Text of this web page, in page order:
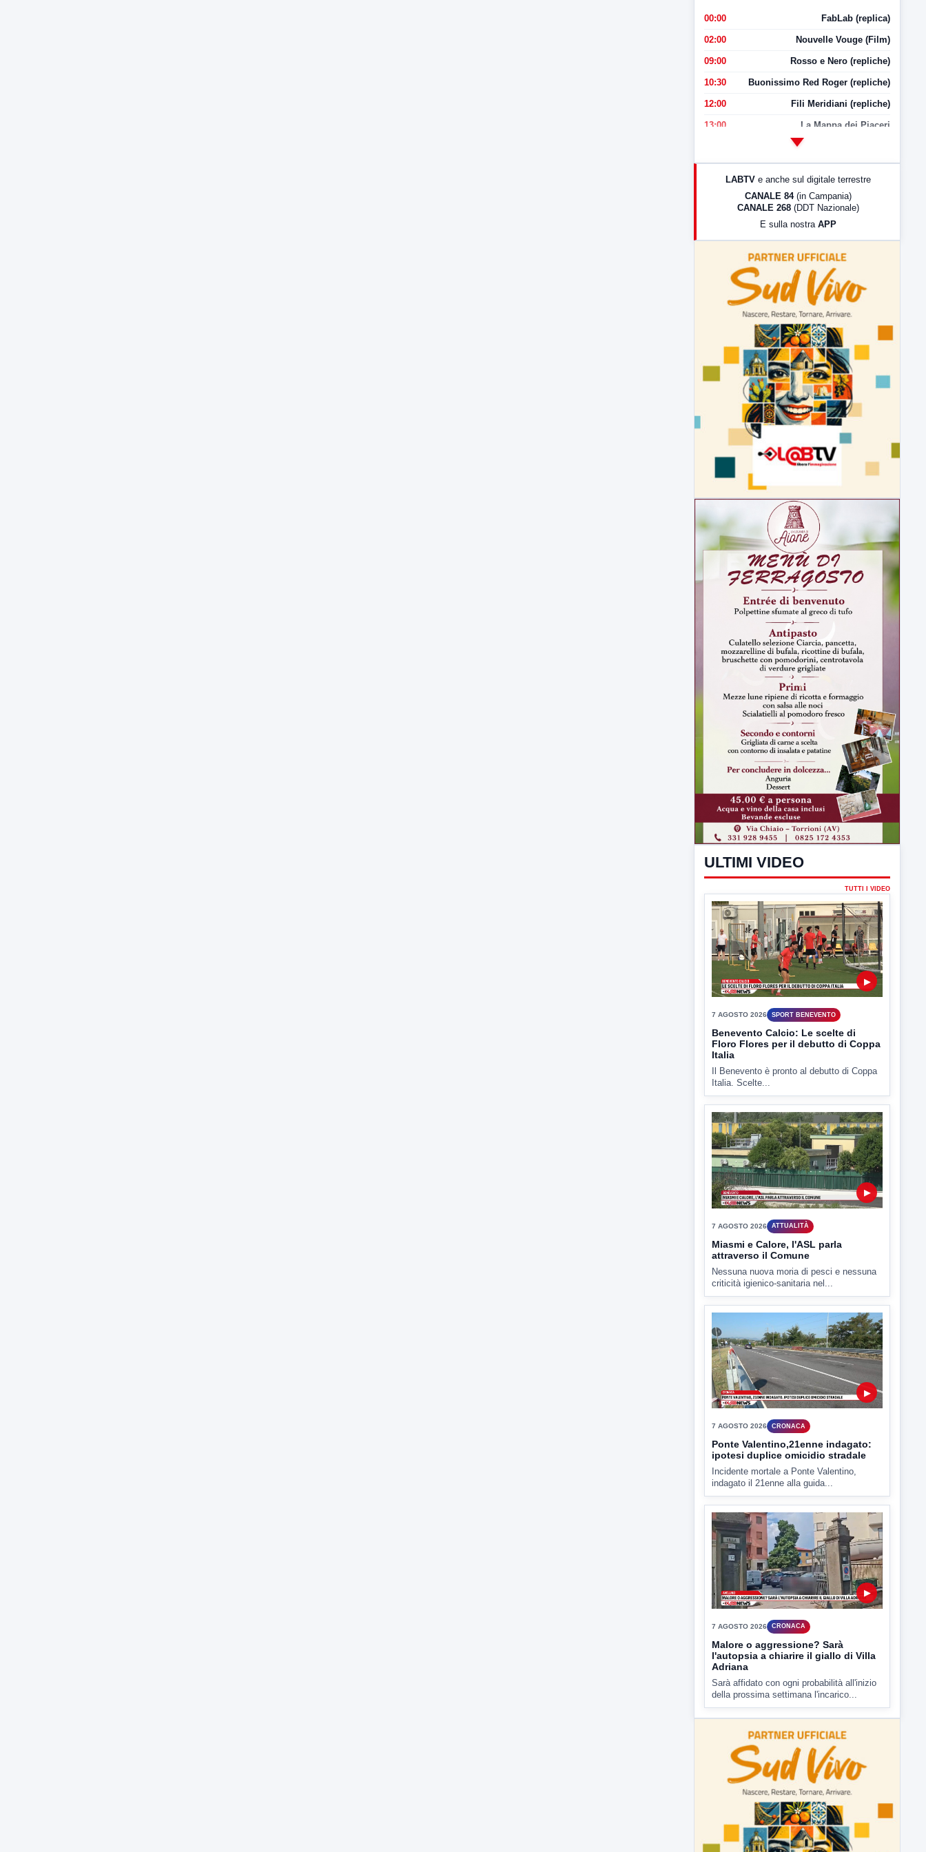
00:00 FabLab (replica)
02:00 Nouvelle Vouge (Film)
09:00 Rosso e Nero (repliche)
10:30 Buonissimo Red Roger (repliche)
12:00 Fili Meridiani (repliche)
13:00 La Mappa dei Piaceri
LabNews (Diretta)
LabNews (replica)
LABTV e anche sul digitale terrestre
CANALE 84 (in Campania)
CANALE 268 (DDT Nazionale)
E sulla nostra APP
ULTIMI VIDEO
TUTTI I VIDEO
▶
7 AGOSTO 2026 SPORT BENEVENTO
Benevento Calcio: Le scelte di
Floro Flores per il debutto di Coppa
Italia
Il Benevento è pronto al debutto di Coppa
Italia. Scelte...
▶
7 AGOSTO 2026 ATTUALITÀ
Miasmi e Calore, l'ASL parla
attraverso il Comune
Nessuna nuova moria di pesci e nessuna
criticità igienico-sanitaria nel...
▶
7 AGOSTO 2026 CRONACA
Ponte Valentino,21enne indagato:
ipotesi duplice omicidio stradale
Incidente mortale a Ponte Valentino,
indagato il 21enne alla guida...
▶
7 AGOSTO 2026 CRONACA
Malore o aggressione? Sarà
l'autopsia a chiarire il giallo di Villa
Adriana
Sarà affidato con ogni probabilità all'inizio
della prossima settimana l'incarico...